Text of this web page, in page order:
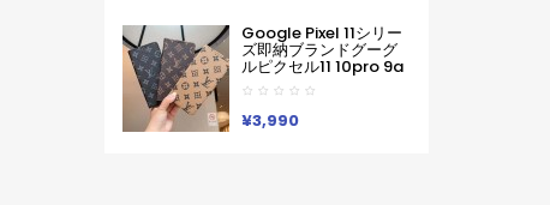
ースサムソン ギャラク
シー S26 S25s24 S23
Ultraケース ルイヴィト
ン Lv ブランド レディー
ス男性女性 Google
Google Pixel 11シリー
ズ即納ブランドグーグ
ルピクセル11 10pro 9a
8 Pro 7a 9proXL 手帳
型GalaxyS25 S26 S24
A55 A54 A53 アイフォ
ン16 15 18 17ケースルイ
¥3,990